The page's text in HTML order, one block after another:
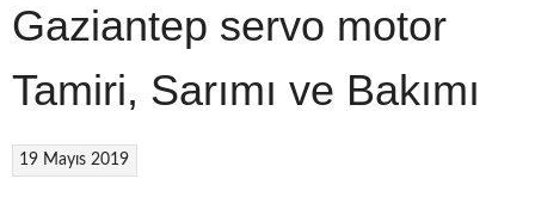
Gaziantep servo motor
Tamiri, Sarımı ve Bakımı
19 Mayıs 2019